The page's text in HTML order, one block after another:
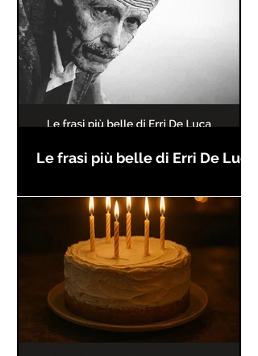
Le frasi più belle di Erri De Luca